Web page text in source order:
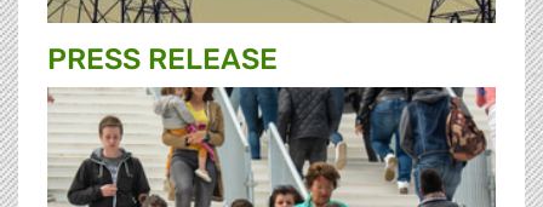
PRESS RELEASE